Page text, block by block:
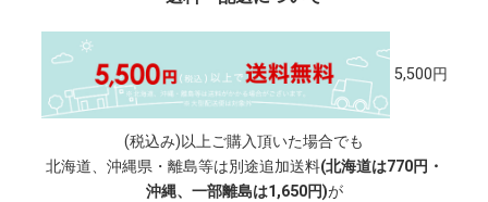
5,500円
(税込み)以上ご購入頂いた場合でも
北海道、沖縄県・離島等は別途追加送料(北海道は770円・
沖縄、一部離島は1,650円)が